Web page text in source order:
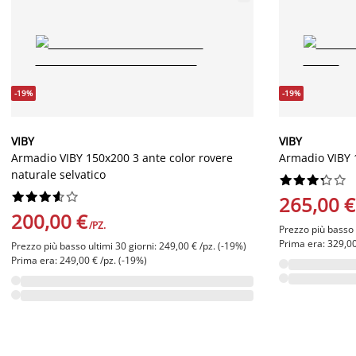
-19%
VIBY
Armadio VIBY 150x200 3 ante color rovere
naturale selvatico






200,00 €/PZ.
Prezzo più basso ultimi 30 giorni: 249,00 € /pz. (-19%)
Prima era: 249,00 € /pz. (-19%)
-19%
VIBY
Armadio






265,00 €
Prezzo più
Prima era: